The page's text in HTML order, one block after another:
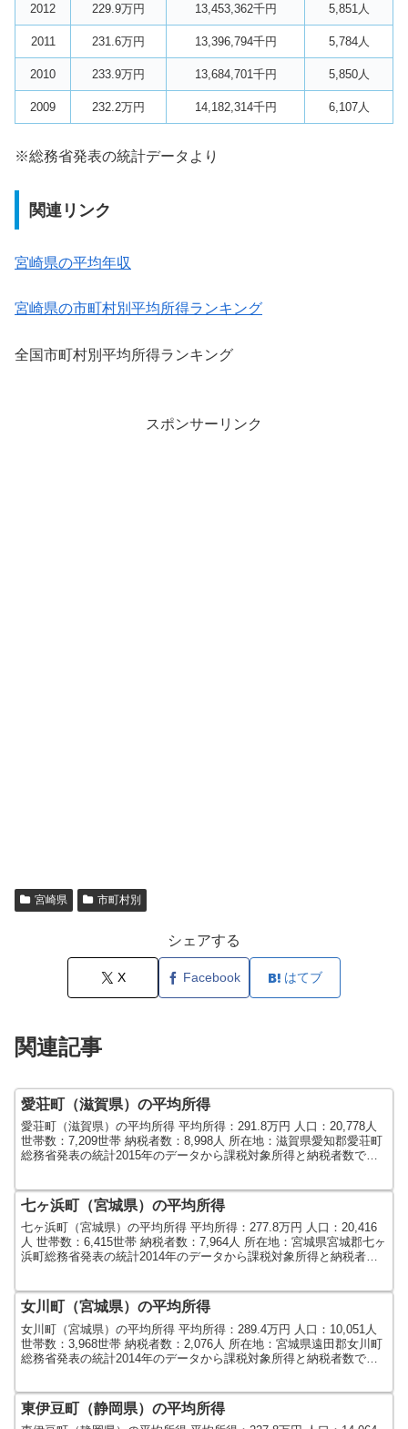
2012 229.9万円 13,453,362千円 5,851人
2011 231.6万円 13,396,794千円 5,784人
2010 233.9万円 13,684,701千円 5,850人
2009 232.2万円 14,182,314千円 6,107人
※総務省発表の統計データより
関連リンク
宮崎県の平均年収
宮崎県の市町村別平均所得ランキング
全国市町村別平均所得ランキング
スポンサーリンク
宮崎県 市町村別
シェアする
X Facebook はてブ
関連記事
愛荘町（滋賀県）の平均所得
愛荘町（滋賀県）の平均所得 平均所得：291.8万円 人口：20,778人
世帯数：7,209世帯 納税者数：8,998人 所在地：滋賀県愛知郡愛荘町
総務省発表の統計2015年のデータから課税対象所得と納税者数で算
七ヶ浜町（宮城県）の平均所得
七ヶ浜町（宮城県）の平均所得 平均所得：277.8万円 人口：20,416
人 世帯数：6,415世帯 納税者数：7,964人 所在地：宮城県宮城郡七ヶ
浜町総務省発表の統計2014年のデータから課税対象所得と納税者数
女川町（宮城県）の平均所得
女川町（宮城県）の平均所得 平均所得：289.4万円 人口：10,051人
世帯数：3,968世帯 納税者数：2,076人 所在地：宮城県遠田郡女川町
総務省発表の統計2014年のデータから課税対象所得と納税者数で算
東伊豆町（静岡県）の平均所得